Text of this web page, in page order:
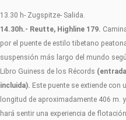
13.30 h- Zugspitze- Salida.
14.30h.- Reutte, Highline 179.
por el puente de estilo tibetano
suspensión más largo del mundo
Libro Guiness de los Récords (entrada
incluida). Este puente se extiende con
longitud de aproximadamente 406 m.
hará sentir una experiencia de